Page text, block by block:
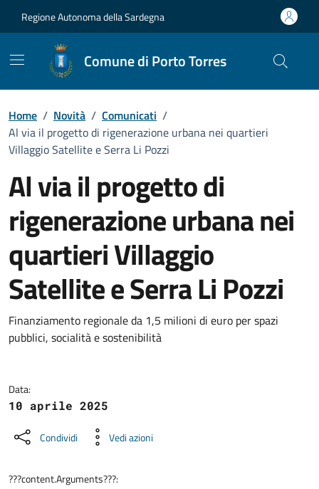
Regione Autonoma della Sardegna
Comune di Porto Torres
Home / Novità / Comunicati /
Al via il progetto di rigenerazione urbana nei quartieri
Villaggio Satellite e Serra Li Pozzi
Al via il progetto di
rigenerazione urbana nei
quartieri Villaggio
Satellite e Serra Li Pozzi
Dettagli della notizia
Finanziamento regionale da 1,5 milioni di euro per spazi
pubblici, socialità e sostenibilità
Data:
10 aprile 2025
Condividi Vedi azioni
???content.Arguments???: